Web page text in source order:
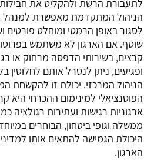
לתעבורת הרשת ולהקליט את
הניהול המתקדמת מאפשרת
לסגור באופן הרמטי ומוחלט פורטים
שוטף. אם הארגון לא משתמש
קבצים, בשירותי הדפסה מרחוק או
ופגיעים, ניתן לנטרל אותם
הניהול המרכזי. יכולת זו להקשחת
הפוטנציאלי למינימום ההכרחי היא
ארגוניות רגישות ועתירות רגולציה
ממשלה וגופי ביטחון, הבוחרים
היכולת הגמישה להתאים אותו
הארגון.